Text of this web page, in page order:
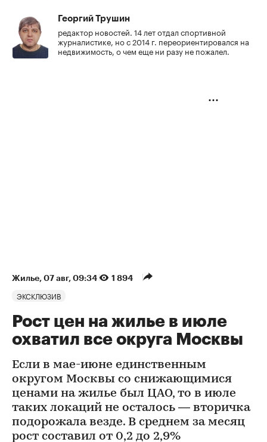
Георгий Трушин
редактор новостей. 14 лет отдал спортивной
журналистике, но с 2014 г. переориентировался на
недвижимость, о чем еще ни разу не пожалел.
Жилье⁠, 07 авг, 09:34 1 894
ЭКСКЛЮЗИВ
Рост цен на жилье в июле
охватил все округа Москвы
Если в мае-июне единственным
округом Москвы со снижающимися
ценами на жилье был ЦАО, то в июле
таких локаций не осталось — вторичка
подорожала везде. В среднем за месяц
рост составил от 0,2 до 2,9%